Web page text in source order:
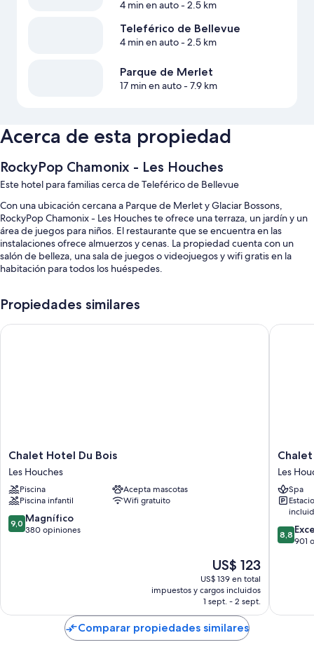
4 min en auto- 2.5 km
Teleférico de Bellevue
4 min en auto- 2.5 km
Parque de Merlet
17 min en auto- 7.9 km
Acerca de esta propiedad
RockyPop Chamonix - Les Houches
Este hotel para familias cerca de Teleférico de Bellevue
Con una ubicación cercana a Parque de Merlet y Glaciar Bossons,
RockyPop Chamonix - Les Houches te ofrece una terraza, un jardín y un
área de juegos para niños. El restaurante que se encuentra en las
instalaciones ofrece almuerzos y cenas. La propiedad cuenta con un
salón de belleza, una sala de juegos o videojuegos y wifi gratis en la
habitación para todos los huéspedes.
Estacionamiento gratis
Desayuno buffet con cargo, traslado al aeropuerto ida y vuelta y
También brindan servicios como wifi gratis y cajas de seguridad.
También se incluyen los siguientes servicios adicionales:
Duchas, artículos de tocador gratuitos y secadores de pelo
Televisiones de pantalla plana con canales de televisión por cable
Calefacción, servicio de limpieza diario y escritorios
Propiedades similares
Chalet
Hotel
Du
Bois
Les
Houches
Chalet Hotel Du Bois
Les Houches
Piscina
Acepta mascotas
Piscina infantil
Wifi gratuito
9.0
de
9,0 Magnífico
380 opiniones
El
precio
actual
es
de
US$ 123
US$ 123
US$ 139 en total
impuestos y cargos incluidos
1 sept. - 2 sept.
Chalet Hotel Du Bois
Chalet
Hotel
Les
Les
Les
Spa
8.8
de
8,8
901
Chalet
Comparar propiedades similares